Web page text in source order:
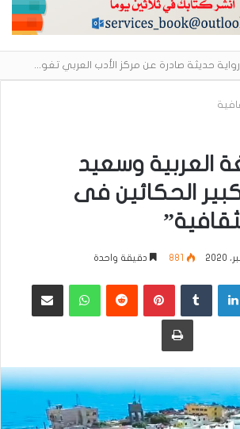
«أحببتُ فراشة».. رواية حديثة صادرة عن مركز الأدب العربي تغوص في هشاشة الحب وصراعات الذات
العربية وسعيد
الحكائين فى
881 دقيقة واحدة
لينكدإن ‏Tumblr بينتيريست
‏Reddit واتساب مشاركة عبر البريد
طباعة